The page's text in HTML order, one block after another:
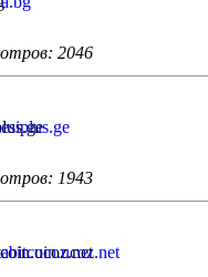
2046
1943